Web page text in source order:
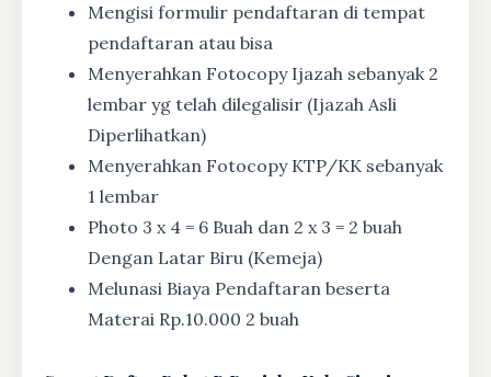
Mengisi formulir pendaftaran di tempat
pendaftaran atau bisa
Menyerahkan Fotocopy Ijazah sebanyak 2
lembar yg telah dilegalisir (Ijazah Asli
Diperlihatkan)
Menyerahkan Fotocopy KTP/KK sebanyak
1 lembar
Photo 3 x 4 = 6 Buah dan 2 x 3 = 2 buah
Dengan Latar Biru (Kemeja)
Melunasi Biaya Pendaftaran beserta
Materai Rp.10.000 2 buah